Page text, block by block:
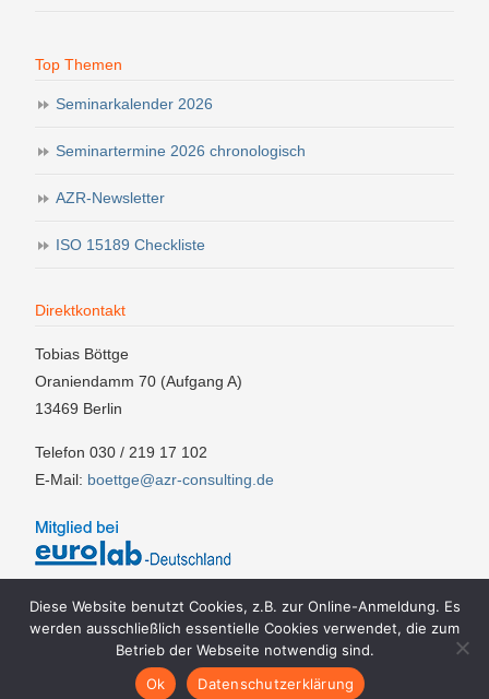
Top Themen
Seminarkalender 2026
Seminartermine 2026 chronologisch
AZR-Newsletter
ISO 15189 Checkliste
Direktkontakt
Tobias Böttge
Oraniendamm 70 (Aufgang A)
13469 Berlin
Telefon 030 / 219 17 102
E-Mail: boettge@azr-consulting.de
AGBs
Teilnahmebedingungen
Datenschutzerklärung
Diese Website benutzt Cookies, z.B. zur Online-Anmeldung. Es
werden ausschließlich essentielle Cookies verwendet, die zum
Betrieb der Webseite notwendig sind.
Ok
Datenschutzerklärung